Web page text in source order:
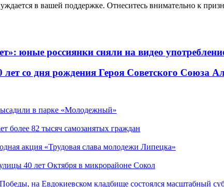
в вашей поддержке. Отнеситесь внимательно к
юные россиянки сняли на видео
лет со дня рождения Героя Советского Союза
в парке «Молодежный»
более 82 тысяч самозанятых граждан
акция «Трудовая слава молодежи Липецка»
40 лет Октября в микрорайоне Сокол
на Евдокиевском кладбище состоялся масштабный